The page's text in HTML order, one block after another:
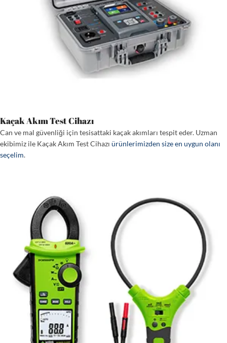
Kaçak Akım Test Cihazı
Can ve mal güvenliği için tesisattaki kaçak akımları tespit eder. Uzman
ekibimiz ile Kaçak Akım Test Cihazı ürünlerimizden size en uygun olanı
seçelim.